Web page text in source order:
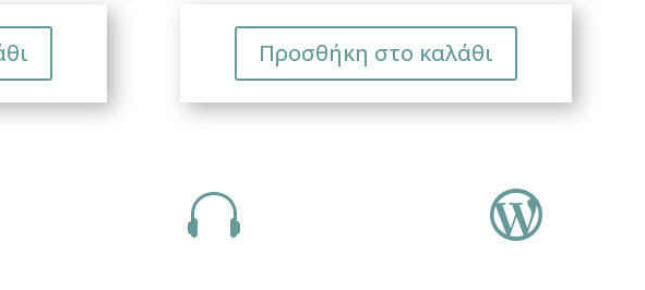
Προσθήκη στο καλάθι
 